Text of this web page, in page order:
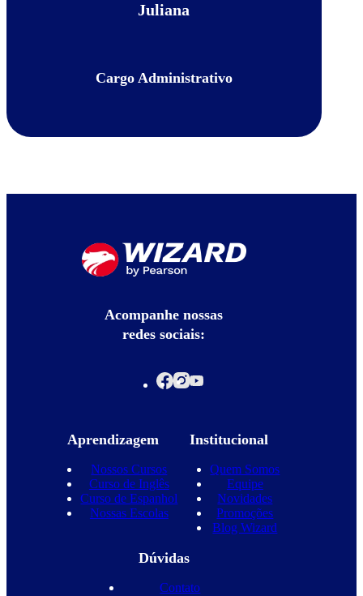
Juliana
Cargo Administrativo
Acompanhe nossas
redes sociais:
Aprendizagem
Nossos Cursos
Curso de Inglês
Curso de Espanhol
Nossas Escolas
Institucional
Quem Somos
Equipe
Novidades
Promoções
Blog Wizard
Dúvidas
Contato